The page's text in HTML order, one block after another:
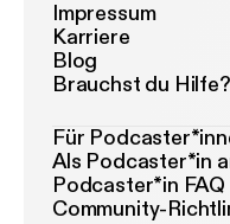
Impressum
Karriere
Blog
Brauchst du Hilfe?
Für
Als Podcaster*in
Podcaster*in FAQ
Community-